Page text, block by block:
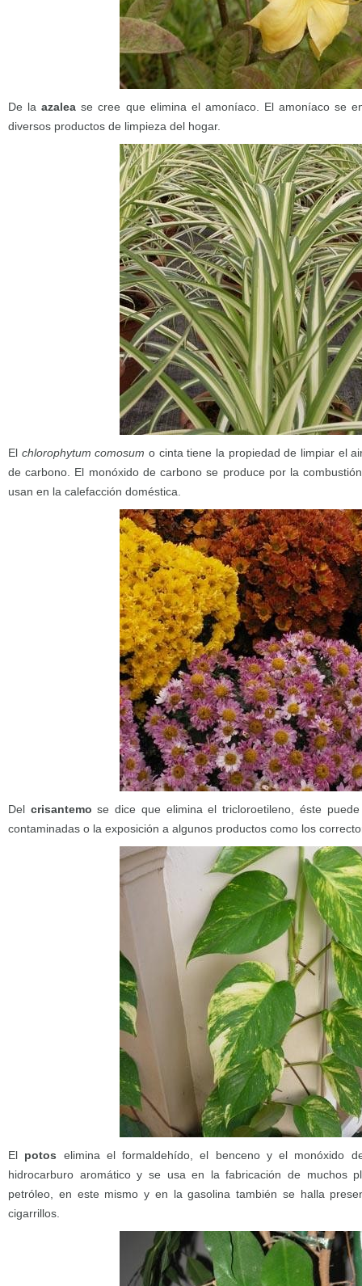
De laazalea se cree que elimina el amoníaco. El amoníaco se
diversos productos de limpieza del hogar.
El chlorophytum comosumo cinta tiene la propiedad de limpiar el
de carbono. El monóxido de carbono se produce por la
usan en la calefacción doméstica.
Del crisantemo se dice que elimina el tricloroetileno, éste
contaminadas o la exposición a algunos productos como los
El potos elimina el formaldehído, el benceno y el monóxido
hidrocarburo aromático y se usa en la fabricación de muchos
petróleo, en este mismo y en la gasolina también se halla
cigarrillos.